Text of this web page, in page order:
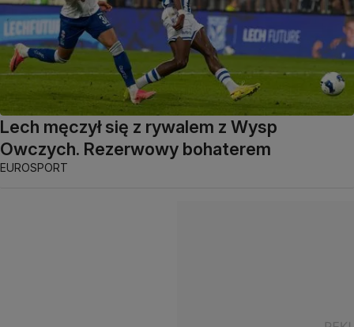
Lech męczył się z rywalem z Wysp
Owczych. Rezerwowy bohaterem
EUROSPORT